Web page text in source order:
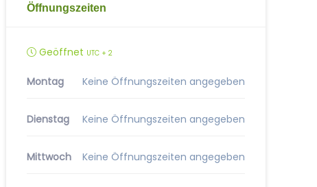
Öffnungszeiten
Geöffnet UTC + 2
Montag Keine Öffnungszeiten angegeben
Dienstag Keine Öffnungszeiten angegeben
Mittwoch Keine Öffnungszeiten angegeben